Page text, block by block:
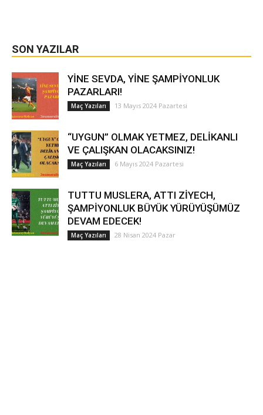
SON YAZILAR
YİNE SEVDA, YİNE ŞAMPİYONLUK
PAZARLARI!
Maç Yazıları 13 Mayıs 2024 Pazartesi
“UYGUN” OLMAK YETMEZ, DELİKANLI
VE ÇALIŞKAN OLACAKSINIZ!
Maç Yazıları 6 Mayıs 2024 Pazartesi
TUTTU MUSLERA, ATTI ZİYECH,
ŞAMPİYONLUK BÜYÜK YÜRÜYÜŞÜMÜZ
DEVAM EDECEK!
Maç Yazıları 28 Nisan 2024 Pazar